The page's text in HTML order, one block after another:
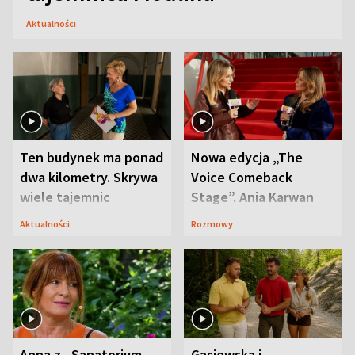
Aktualności
Ten budynek ma ponad
dwa kilometry. Skrywa
wiele tajemnic
Aktualności
Nowa edycja „The
Voice Comeback
Stage”. Ania Karwan
zapowiada
Rozmowy